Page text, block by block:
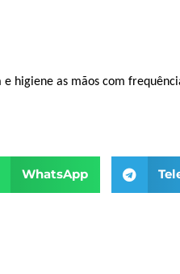
higiene as mãos com
WhatsApp